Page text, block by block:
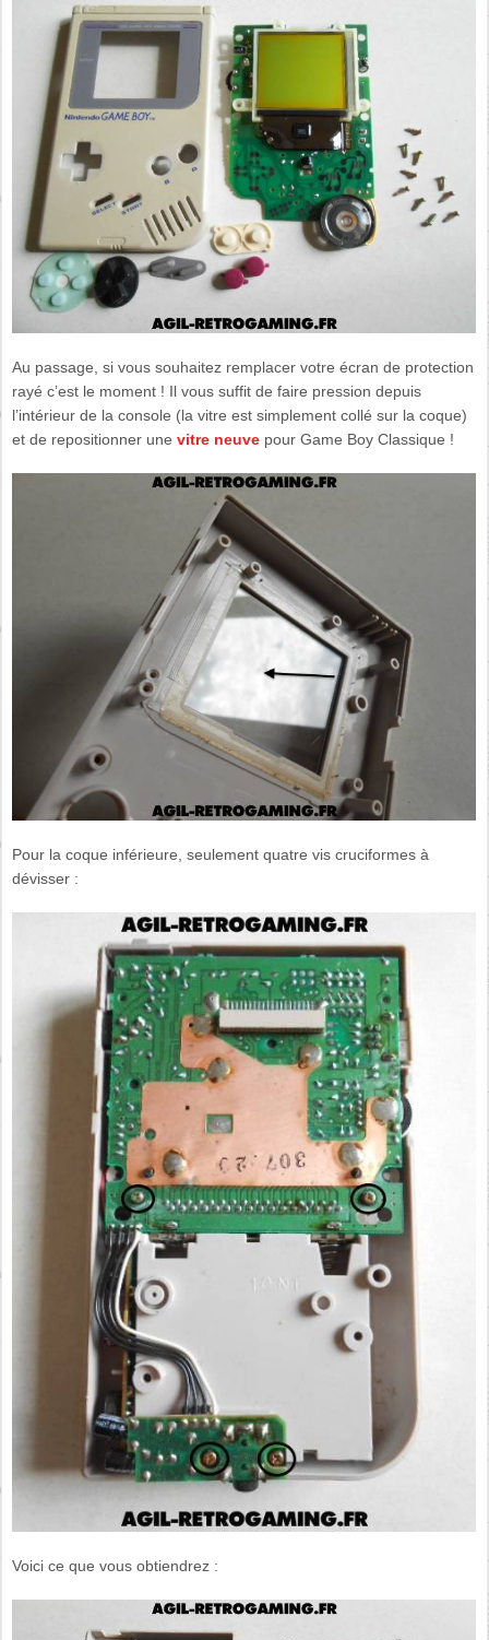
Au passage, si vous souhaitez remplacer votre écran de protection
rayé c’est le moment ! Il vous suffit de faire pression depuis
l’intérieur de la console (la vitre est simplement collé sur la coque)
et de repositionner unevitre neuve pour Game Boy Classique !
Pour la coque inférieure, seulement quatre vis cruciformes à
dévisser :
Voici ce que vous obtiendrez :